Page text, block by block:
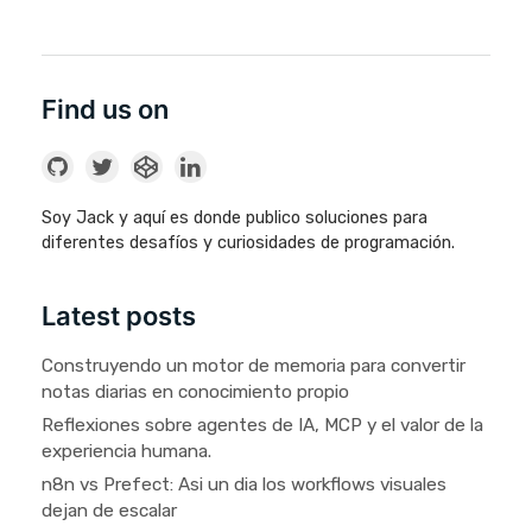
Find us on
Soy Jack y aquí es donde publico soluciones para
diferentes desafíos y curiosidades de programación.
Latest posts
Construyendo un motor de memoria para convertir
notas diarias en conocimiento propio
Reflexiones sobre agentes de IA, MCP y el valor de la
experiencia humana.
n8n vs Prefect: Asi un dia los workflows visuales
dejan de escalar